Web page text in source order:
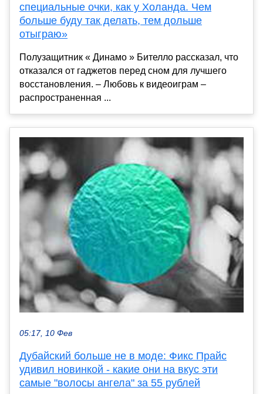
специальные очки, как у Холанда. Чем
больше буду так делать, тем дольше
отыграю»
Полузащитник « Динамо » Бителло рассказал, что
отказался от гаджетов перед сном для лучшего
восстановления. – Любовь к видеоиграм –
распространенная ...
05:17, 10 Фев
Дубайский больше не в моде: Фикс Прайс
удивил новинкой - какие они на вкус эти
самые "волосы ангела" за 55 рублей